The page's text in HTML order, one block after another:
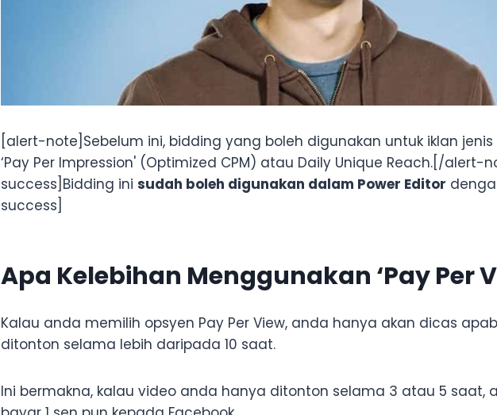
[alert-note]Sebelum ini, bidding yang boleh digunakan untuk iklan
‘Pay Per Impression' (Optimized CPM) atau Daily Unique Reach.[/alert-
success]Bidding ini sudah boleh digunakan dalam Power Editor
success]
Apa Kelebihan Menggunakan ‘Pay Per
Kalau anda memilih opsyen Pay Per View, anda hanya akan dicas
ditonton selama lebih daripada 10 saat.
Ini bermakna, kalau video anda hanya ditonton selama 3 atau 5 saat,